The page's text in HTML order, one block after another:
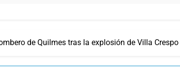
de Quilmes tras la explosión de Villa Crespo